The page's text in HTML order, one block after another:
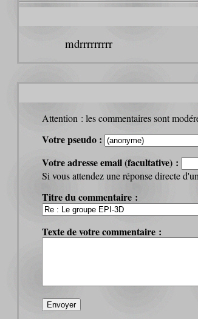
mdrrrrrrrrr
Attention : les commentaires sont
Votre pseudo :
Votre adresse email (facultative) :
Si vous attendez une réponse directe
Titre du commentaire :
Texte de votre commentaire :